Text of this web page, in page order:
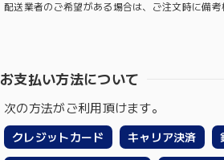
配送業者のご希望がある場合は、ご注文時に備考
お支払い方法について
次の方法がご利用頂けます。
クレジットカード キャリア決済